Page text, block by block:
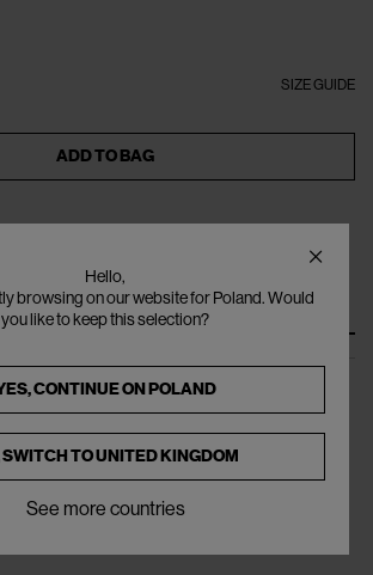
SIZE GUIDE
ADD TO BAG
moda con la gonna lunga in maglia di JEAN
perfetto testimonianza del talento del brand per
e sofisticato.
ed eleganza, questa gonna lunga è progettata
mozzafiato che trascende le tendenze
Hello,
browsing on our website for Poland. Would
you like to keep this selection?
CONTINUE ONPOLAND
SWITCH TOUNITED KINGDOM
See more countries